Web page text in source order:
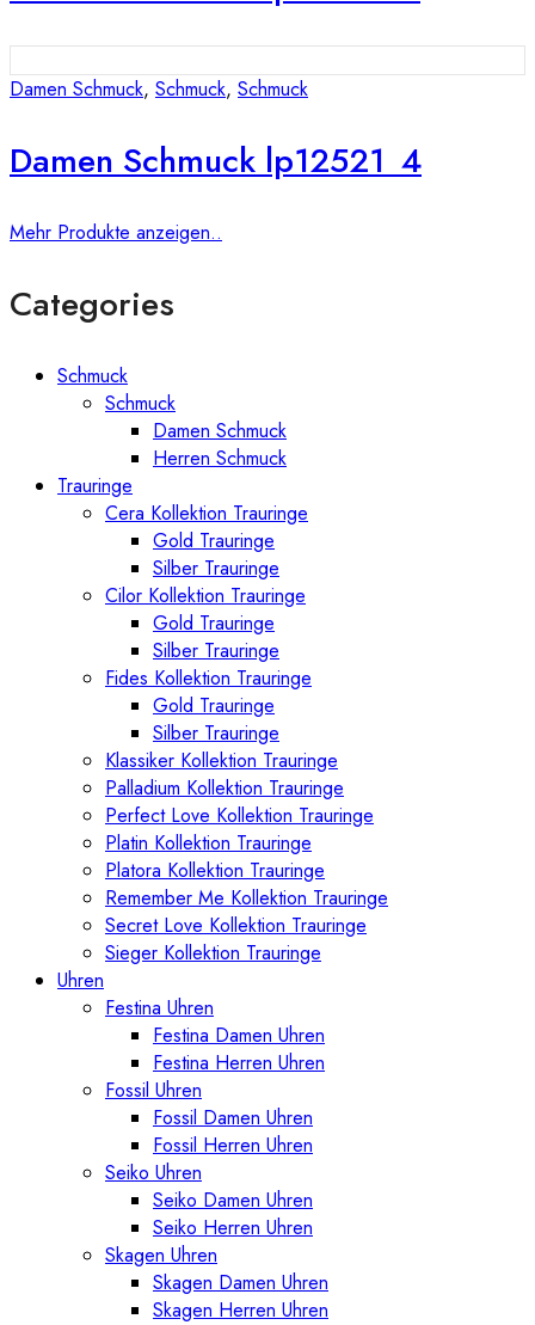
Damen Schmuck, Schmuck, Schmuck
Damen Schmuck lp12521_4
Mehr Produkte anzeigen..
Categories
Schmuck
Schmuck
Damen Schmuck
Herren Schmuck
Trauringe
Cera Kollektion Trauringe
Gold Trauringe
Silber Trauringe
Cilor Kollektion Trauringe
Gold Trauringe
Silber Trauringe
Fides Kollektion Trauringe
Gold Trauringe
Silber Trauringe
Klassiker Kollektion Trauringe
Palladium Kollektion Trauringe
Perfect Love Kollektion Trauringe
Platin Kollektion Trauringe
Platora Kollektion Trauringe
Remember Me Kollektion Trauringe
Secret Love Kollektion Trauringe
Sieger Kollektion Trauringe
Uhren
Festina Uhren
Festina Damen Uhren
Festina Herren Uhren
Fossil Uhren
Fossil Damen Uhren
Fossil Herren Uhren
Seiko Uhren
Seiko Damen Uhren
Seiko Herren Uhren
Skagen Uhren
Skagen Damen Uhren
Skagen Herren Uhren